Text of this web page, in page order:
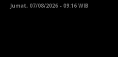
Jumat, 07/08/2026 - 09:16 WIB